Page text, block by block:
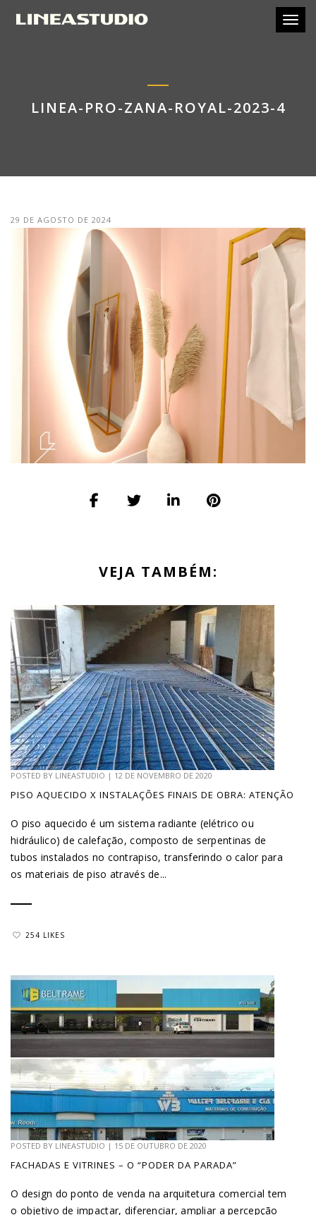
LINEA-PRO-ZANA-ROYAL-2023-4
29 DE AGOSTO DE 2024
VEJA TAMBÉM:
POSTED BY LINEASTUDIO | 12 DE NOVEMBRO DE 2020
PISO AQUECIDO X INSTALAÇÕES FINAIS DE OBRA: ATENÇÃO
O piso aquecido é um sistema radiante (elétrico ou
hidráulico) de calefação, composto de serpentinas de
tubos instalados no contrapiso, transferindo o calor para
os materiais de piso através de...
254 LIKES
POSTED BY LINEASTUDIO | 15 DE OUTUBRO DE 2020
FACHADAS E VITRINES – O “PODER DA PARADA”
O design do ponto de venda na arquitetura comercial tem
o objetivo de impactar, diferenciar, ampliar a percepção